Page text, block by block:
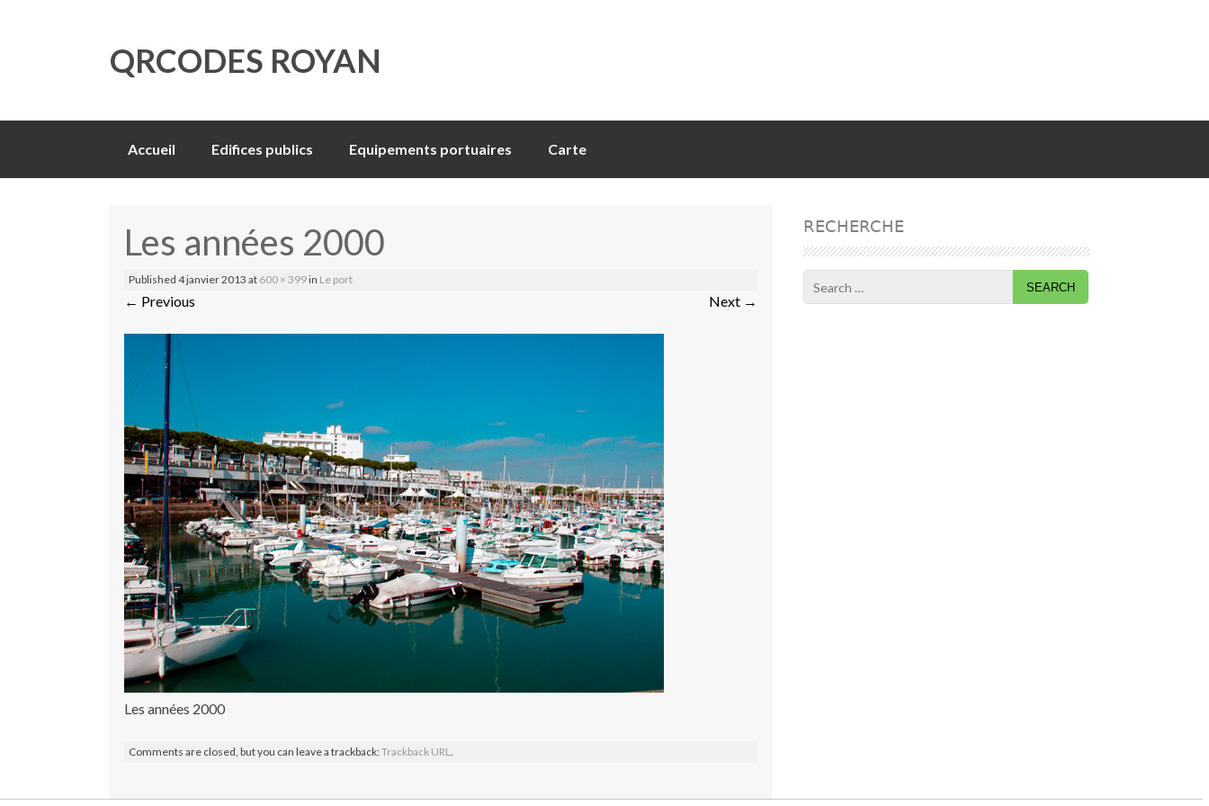
QRCODES ROYAN
Skip
Accueil Edifices publics Equipements portuaires Carte
Les années 2000
Published 4 janvier 2013 at 600 × 399in Le port
← Previous Next →
Les années 2000
Comments are closed, but you can leave a trackback:Trackback URL.
RECHERCHE
Search
for: